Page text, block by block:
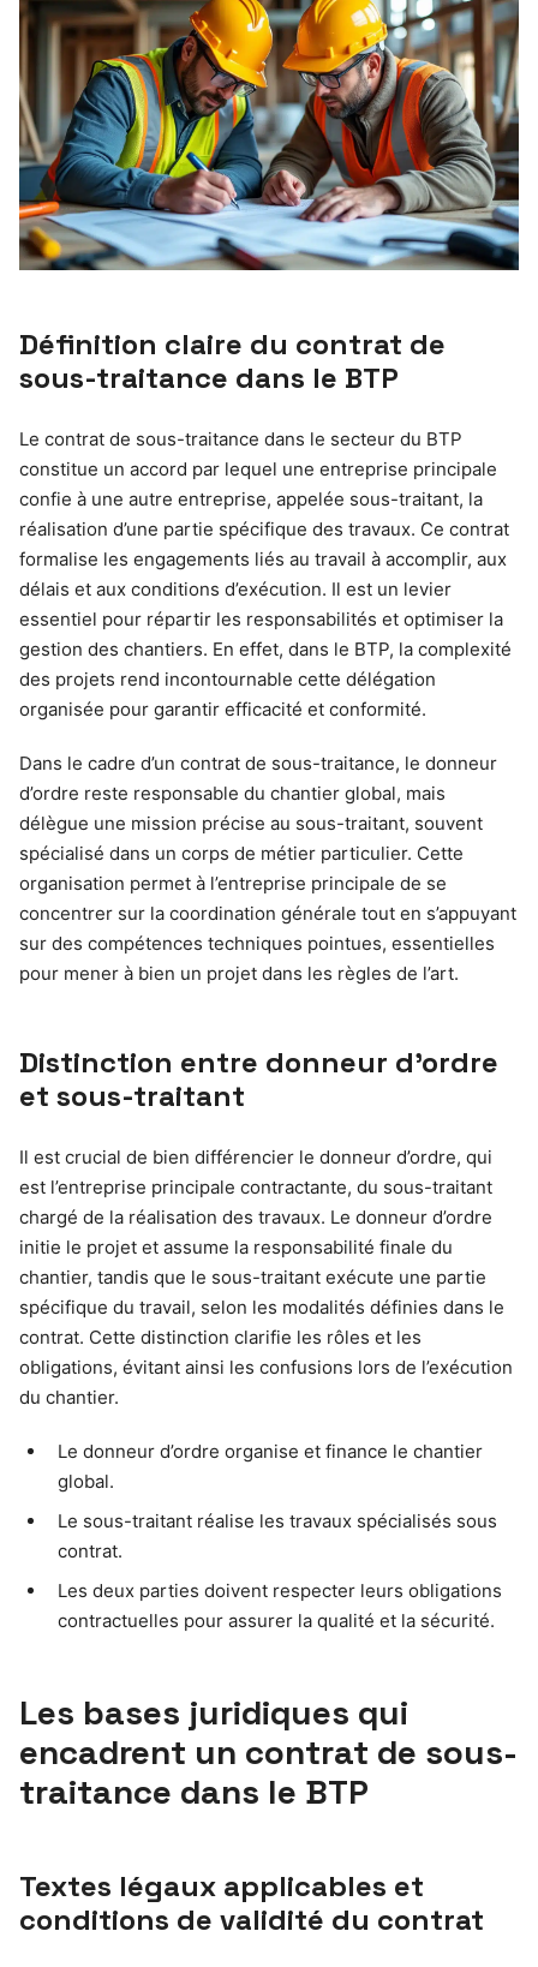
Définition claire du contrat de
sous-traitance dans le BTP
Le contrat de sous-traitance dans le secteur du BTP
constitue un accord par lequel une entreprise principale
confie à une autre entreprise, appelée sous-traitant, la
réalisation d’une partie spécifique des travaux. Ce contrat
formalise les engagements liés au travail à accomplir, aux
délais et aux conditions d’exécution. Il est un levier
essentiel pour répartir les responsabilités et optimiser la
gestion des chantiers. En effet, dans le BTP, la complexité
des projets rend incontournable cette délégation
organisée pour garantir efficacité et conformité.
Dans le cadre d’un contrat de sous-traitance, le donneur
d’ordre reste responsable du chantier global, mais
délègue une mission précise au sous-traitant, souvent
spécialisé dans un corps de métier particulier. Cette
organisation permet à l’entreprise principale de se
concentrer sur la coordination générale tout en s’appuyant
sur des compétences techniques pointues, essentielles
pour mener à bien un projet dans les règles de l’art.
Distinction entre donneur d’ordre
et sous-traitant
Il est crucial de bien différencier le donneur d’ordre, qui
est l’entreprise principale contractante, du sous-traitant
chargé de la réalisation des travaux. Le donneur d’ordre
initie le projet et assume la responsabilité finale du
chantier, tandis que le sous-traitant exécute une partie
spécifique du travail, selon les modalités définies dans le
contrat. Cette distinction clarifie les rôles et les
obligations, évitant ainsi les confusions lors de l’exécution
du chantier.
Le donneur d’ordre organise et finance le chantier
global.
Le sous-traitant réalise les travaux spécialisés sous
contrat.
Les deux parties doivent respecter leurs obligations
contractuelles pour assurer la qualité et la sécurité.
Les bases juridiques qui
encadrent un contrat de sous-
traitance dans le BTP
Textes légaux applicables et
conditions de validité du contrat